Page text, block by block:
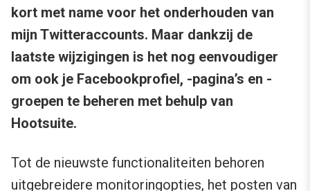
kort met name voor het onderhouden van
mijn Twitteraccounts. Maar dankzij de
laatste wijzigingen is het nog eenvoudiger
om ook je Facebookprofiel, -pagina’s en -
groepen te beheren met behulp van
Hootsuite.
Tot de nieuwste functionaliteiten behoren
uitgebreidere monitoringopties, het posten van